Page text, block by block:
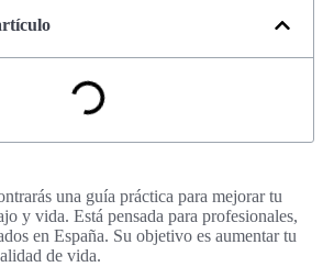
una guía práctica para mejorar tu
y vida. Está pensada para profesionales,
en España. Su objetivo es aumentar tu
de vida.